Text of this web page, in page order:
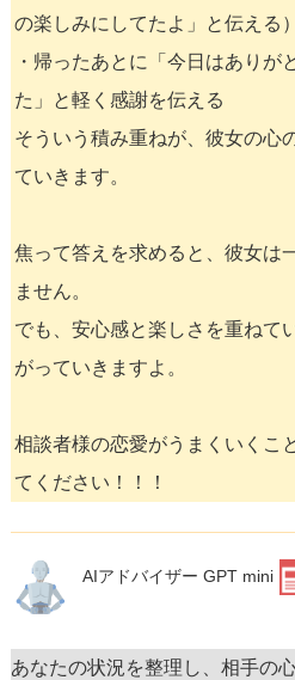
の楽しみにしてたよ」と伝える）
・帰ったあとに「今日はありが
た」と軽く感謝を伝える
そういう積み重ねが、彼女の心
ていきます。
焦って答えを求めると、彼女は
ません。
でも、安心感と楽しさを重ねて
がっていきますよ。
相談者様の恋愛がうまくいくこ
てください！！！
AIアドバイザー GPT mini
あなたの状況を整理し、相手の